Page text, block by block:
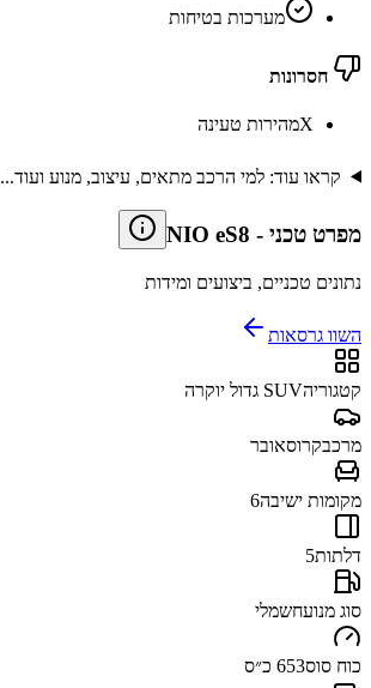
מערכות בטיחות
חסרונות
Xמהירות טעינה
קראו עוד: למי הרכב מתאים, עיצוב, מנוע ועוד...
מפרט טכני -
NIO eS8
נתונים טכניים, ביצועים ומידות
השוו גרסאות
קטגוריהSUV גדול יוקרה
מרכבקרוסאובר
מקומות ישיבה6
דלתות5
סוג מנועחשמלי
כוח סוס653 כ״ס